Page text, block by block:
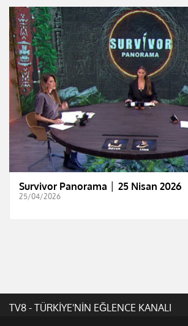
Survivor Panorama │ 25 Nisan 2026
25/04/2026
TV8 - TÜRKİYE'NİN EĞLENCE KANALI